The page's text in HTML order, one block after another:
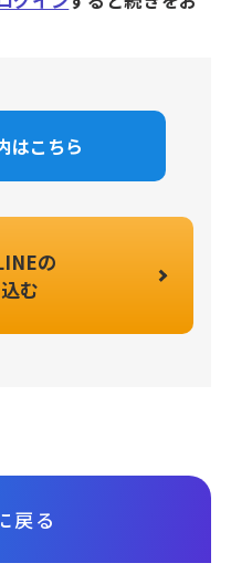
はこちら
の
む
戻る